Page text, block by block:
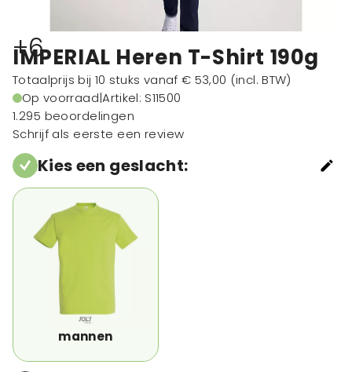
+6
IMPERIAL Heren T-Shirt 190g
Totaalprijs bij 10 stuks vanaf € 53,00 (incl. BTW)
Op voorraad|Artikel: S11500
1.295 beoordelingen
Schrijf als eerste een review
Kies een geslacht:
mannen